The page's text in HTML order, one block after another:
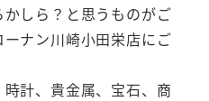
しら？と思うものがご
ナン川崎小田栄店にご
計、貴金属、宝石、商